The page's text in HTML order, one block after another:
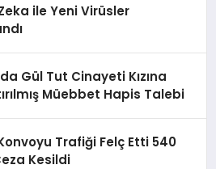
ile Yeni Virüsler
Gül Tut Cinayeti Kızına
Müebbet Hapis Talebi
Trafiği Felç Etti 540
Kesildi